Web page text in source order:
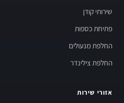
שירותי קודן
פתיחת כספות
החלפת מנעולים
החלפת צילינדר
אזורי שירות